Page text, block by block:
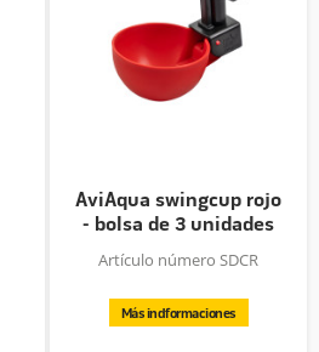
AviAqua swingcup rojo
- bolsa de 3 unidades
Artículo número SDCR
Más indformaciones